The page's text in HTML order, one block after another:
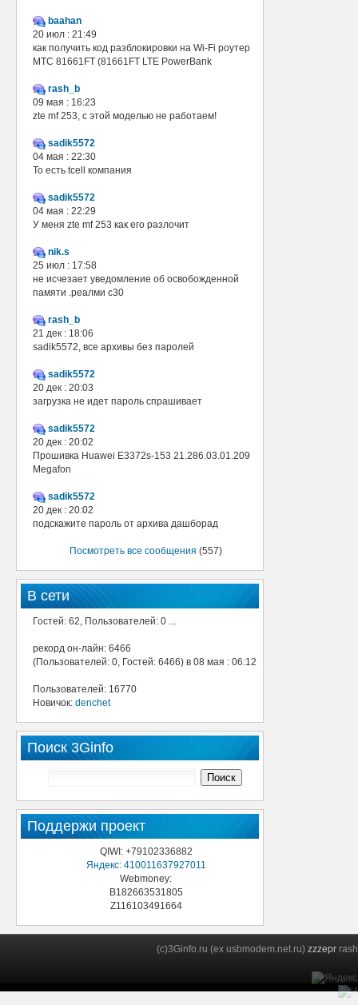
baahan
20 июл : 21:49
как получить код разблокировки на Wi-Fi роутер
МТС 81661FT (81661FT LTE PowerBank
rash_b
09 мая : 16:23
zte mf 253, с этой моделью не работаем!
sadik5572
04 мая : 22:30
То есть tcell компания
sadik5572
04 мая : 22:29
У меня zte mf 253 как его разлочит
nik.s
25 июл : 17:58
не исчезает уведомление об освобожденной
памяти .реалми с30
rash_b
21 дек : 18:06
sadik5572, все архивы без паролей
sadik5572
20 дек : 20:03
загрузка не идет пароль спрашивает
sadik5572
20 дек : 20:02
Прошивка Huawei E3372s-153 21.286.03.01.209
Megafon
sadik5572
20 дек : 20:02
подскажите пароль от архива дашборад
Посмотреть все сообщения (557)
В сети
Гостей: 62, Пользователей: 0 ...
рекорд он-лайн: 6466
(Пользователей: 0, Гостей: 6466) в 08 мая : 06:12
Пользователей: 16770
Новичок: denchet
Поиск 3Ginfo
Поддержи проект
QIWI: +79102336882
Яндекс: 410011637927011
Webmoney:
B182663531805
Z116103491664
(c)3Ginfo.ru (ex usbmodem.net.ru) zzzepr